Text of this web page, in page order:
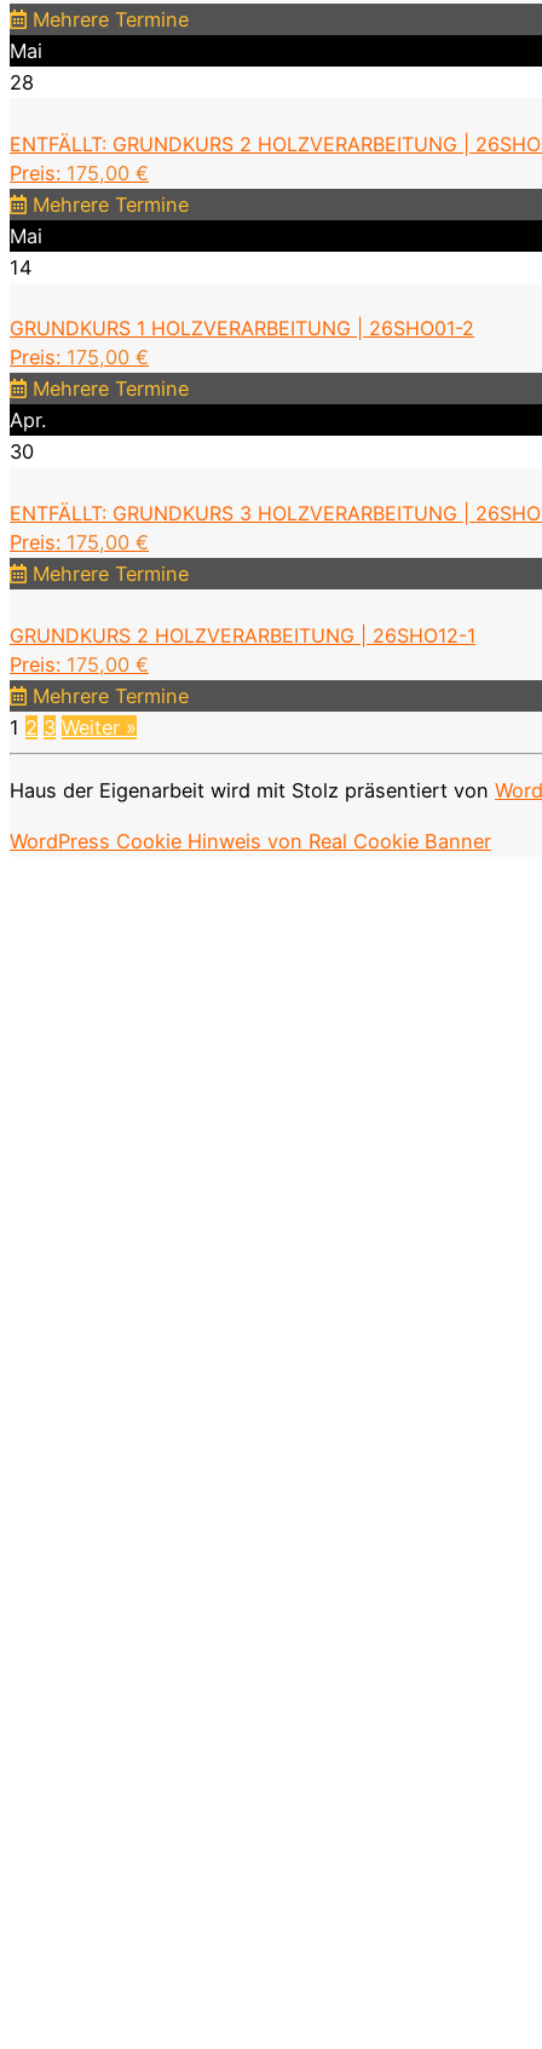
Mehrere Termine
Mai
28
ENTFÄLLT: GRUNDKURS 2 HOLZVERARBEITUNG |
Preis: 175,00 €
Mehrere Termine
Mai
14
GRUNDKURS 1 HOLZVERARBEITUNG | 26SHO01-2
Preis: 175,00 €
Mehrere Termine
Apr.
30
ENTFÄLLT: GRUNDKURS 3 HOLZVERARBEITUNG |
Preis: 175,00 €
Mehrere Termine
GRUNDKURS 2 HOLZVERARBEITUNG | 26SHO12-1
Preis: 175,00 €
Mehrere Termine
1 2 3 Weiter »
Haus der Eigenarbeit wird mit Stolz präsentiert von
WordPress Cookie Hinweis von Real Cookie Banner